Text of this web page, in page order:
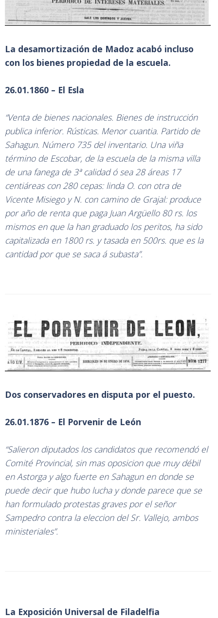
La desamortización de Madoz acabó incluso
con los bienes propiedad de la escuela.
26.01.1860 – El Esla
“Venta de bienes nacionales. Bienes de instrucción
publica inferior. Rústicas. Menor cuantia. Partido de
Sahagun. Número 735 del inventario. Una viña
término de Escobar, de la escuela de la misma villa
de una fanega de 3ª calidad ó sea 28 áreas 17
centiáreas con 280 cepas: linda O. con otra de
Vicente Misiego y N. con camino de Grajal: produce
por año de renta que paga Juan Argüello 80 rs. los
mismos en que la han graduado los peritos, ha sido
capitalizada en 1800 rs. y tasada en 500rs. que es la
cantidad por que se saca á subasta”.
Dos conservadores en disputa por el puesto.
26.01.1876 – El Porvenir de León
“Salieron diputados los candidatos que recomendó el
Comité Provincial, sin mas oposicion que muy débil
en Astorga y algo fuerte en Sahagun en donde se
puede decir que hubo lucha y donde parece que se
han formulado protestas graves por el señor
Sampedro contra la eleccion del Sr. Vallejo, ambos
ministeriales”.
La Exposición Universal de Filadelfia